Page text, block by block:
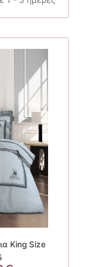
King Size